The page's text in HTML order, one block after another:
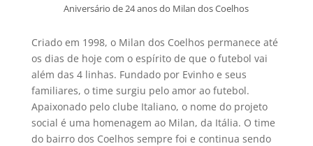
Aniversário de 24 anos do Milan dos Coelhos
Criado em 1998, o Milan dos Coelhos permanece até
os dias de hoje com o espírito de que o futebol vai
além das 4 linhas. Fundado por Evinho e seus
familiares, o time surgiu pelo amor ao futebol.
Apaixonado pelo clube Italiano, o nome do projeto
social é uma homenagem ao Milan, da Itália. O time
do bairro dos Coelhos sempre foi e continua sendo